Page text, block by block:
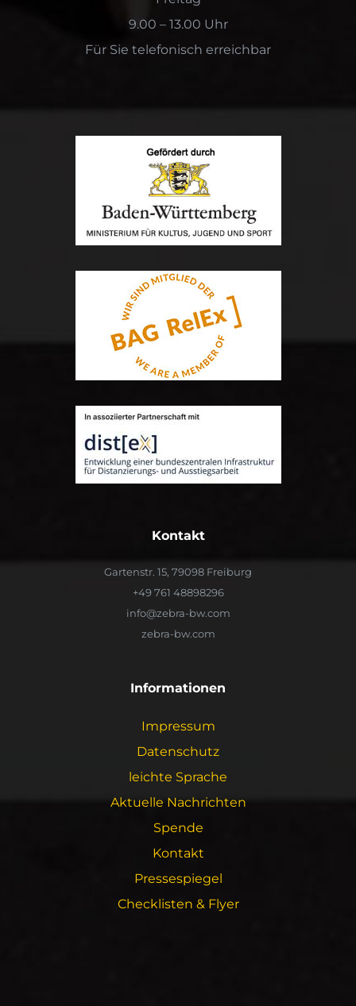
9.00 – 13.00 Uhr
Für Sie telefonisch erreichbar
Kontakt
Gartenstr. 15, 79098 Freiburg
+49 761 48898296
info@zebra-bw.com
zebra-bw.com
Informationen
Impressum
Datenschutz
leichte Sprache
Aktuelle Nachrichten
Spende
Kontakt
Pressespiegel
Checklisten & Flyer